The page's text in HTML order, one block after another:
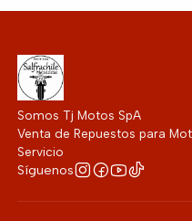
Somos Tj Motos SpA
Venta de Repuestos para
Servicio
Síguenos